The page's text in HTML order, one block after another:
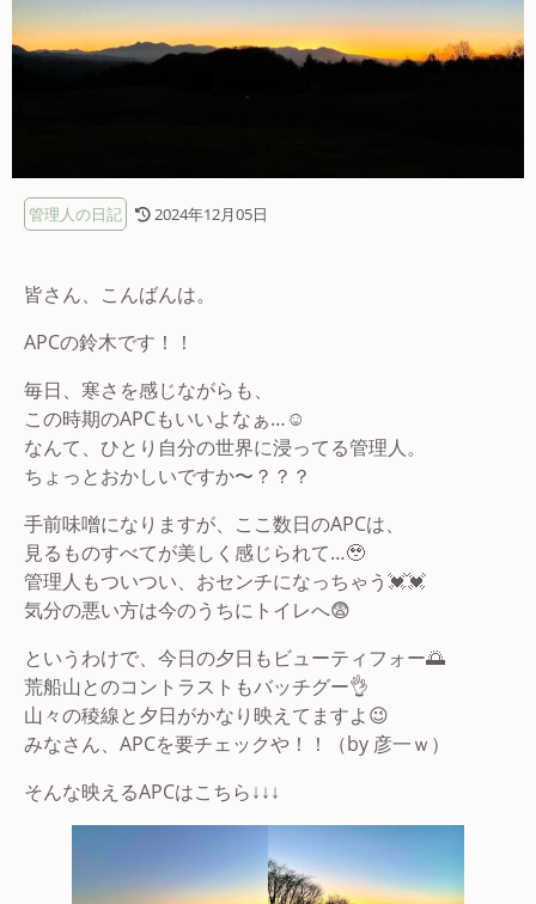
管理人の日記 2024年12月05日
皆さん、こんばんは。
APCの鈴木です！！
毎日、寒さを感じながらも、
この時期のAPCもいいよなぁ…☺️
なんて、ひとり自分の世界に浸ってる管理人。
ちょっとおかしいですか〜？？？
手前味噌になりますが、ここ数日のAPCは、
見るものすべてが美しく感じられて…🥹
管理人もついつい、おセンチになっちゃう💓💓
気分の悪い方は今のうちにトイレへ😨
というわけで、今日の夕日もビューティフォー🌅
荒船山とのコントラストもバッチグー👌
山々の稜線と夕日がかなり映えてますよ😉
みなさん、APCを要チェックや！！（by 彦一ｗ）
そんな映えるAPCはこちら↓↓↓